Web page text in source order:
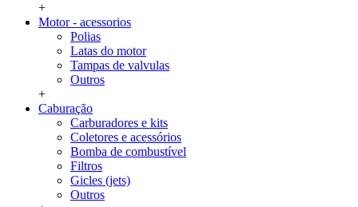
+
Motor - acessorios
Polias
Latas do motor
Tampas de valvulas
Outros
+
Caburação
Carburadores e kits
Coletores e acessórios
Bomba de combustível
Filtros
Gicles (jets)
Outros